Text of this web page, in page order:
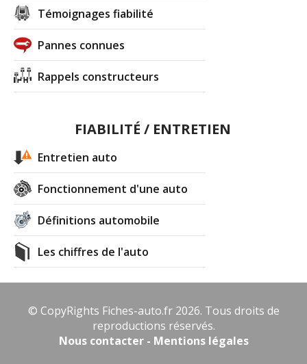
Témoignages fiabilité
Pannes connues
Rappels constructeurs
FIABILITÉ / ENTRETIEN
Entretien auto
Fonctionnement d'une auto
Définitions automobile
Les chiffres de l'auto
© CopyRights Fiches-auto.fr 2026. Tous droits de
reproductions réservés.
Nous contacter - Mentions légales